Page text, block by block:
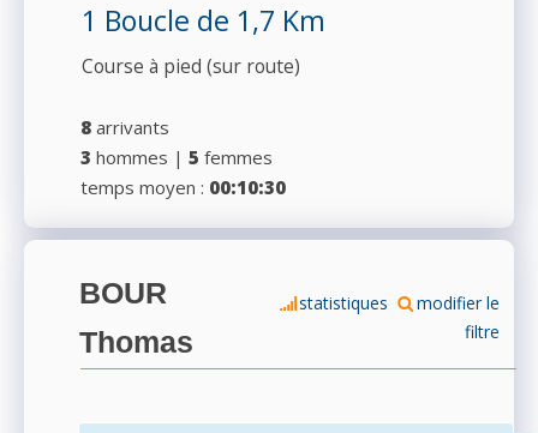
1 Boucle de 1,7 Km
Course à pied (sur route)
8 arrivants
3 hommes | 5 femmes
temps moyen : 00:10:30
BOUR
Thomas
statistiques
modifier le
filtre